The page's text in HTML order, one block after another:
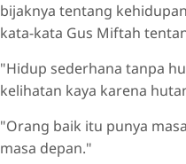
bijaknya tentang
kata-kata Gus Miftah
"Hidup sederhana tanpa
kelihatan kaya karena
"Orang baik itu punya
masa depan."